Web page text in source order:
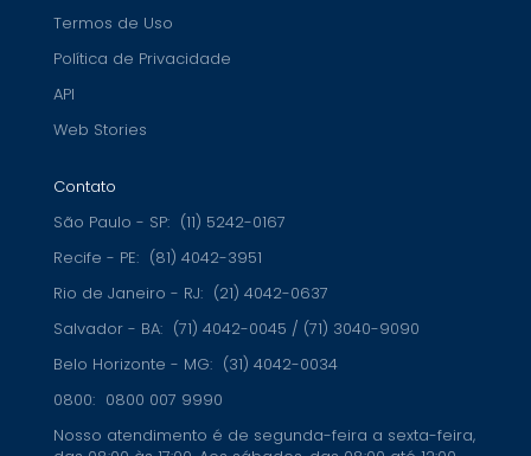
Termos de Uso
Política de Privacidade
API
Web Stories
Contato
São Paulo - SP: (11) 5242-0167
Recife - PE: (81) 4042-3951
Rio de Janeiro - RJ: (21) 4042-0637
Salvador - BA: (71) 4042-0045 / (71) 3040-9090
Belo Horizonte - MG: (31) 4042-0034
0800: 0800 007 9990
Nosso atendimento é de segunda-feira a sexta-feira,